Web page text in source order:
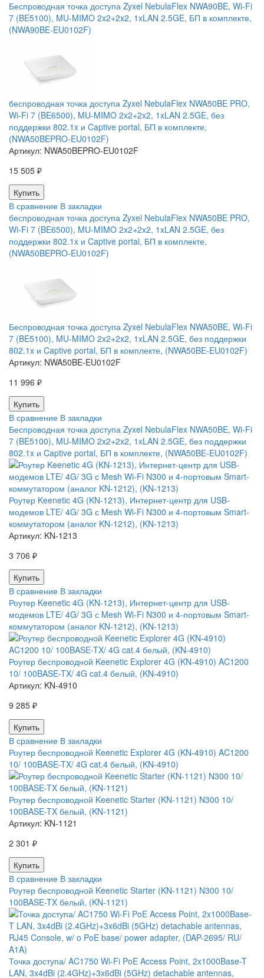
Беспроводная точка доступа Zyxel NebulaFlex NWA90BE, Wi-Fi
7 (BE5100), MU-MIMO 2x2+2x2, 1xLAN 2.5GE, БП в комплекте,
(NWA90BE-EU0102F)
беспроводная точка доступа Zyxel NebulaFlex NWA50BE PRO,
Wi-Fi 7 (BE6500), MU-MIMO 2x2+2x2, 1xLAN 2.5GE, без
поддержки 802.1x и Captive portal, БП в комплекте,
(NWA50BEPRO-EU0102F)
Артикул: NWA50BEPRO-EU0102F
15 505 ₽
В сравнение В закладки
беспроводная точка доступа Zyxel NebulaFlex NWA50BE PRO,
Wi-Fi 7 (BE6500), MU-MIMO 2x2+2x2, 1xLAN 2.5GE, без
поддержки 802.1x и Captive portal, БП в комплекте,
(NWA50BEPRO-EU0102F)
Беспроводная точка доступа Zyxel NebulaFlex NWA50BE, Wi-Fi
7 (BE5100), MU-MIMO 2x2+2x2, 1xLAN 2.5GE, без поддержки
802.1x и Captive portal, БП в комплекте, (NWA50BE-EU0102F)
Артикул: NWA50BE-EU0102F
11 996 ₽
В сравнение В закладки
Беспроводная точка доступа Zyxel NebulaFlex NWA50BE, Wi-Fi
7 (BE5100), MU-MIMO 2x2+2x2, 1xLAN 2.5GE, без поддержки
802.1x и Captive portal, БП в комплекте, (NWA50BE-EU0102F)
Роутер Keenetic 4G (KN-1213), Интернет-центр для USB-
модемов LTE/ 4G/ 3G с Mesh Wi-Fi N300 и 4-портовым Smart-
коммутатором (аналог KN-1212), (KN-1213)
Артикул: KN-1213
3 706 ₽
В сравнение В закладки
Роутер Keenetic 4G (KN-1213), Интернет-центр для USB-
модемов LTE/ 4G/ 3G с Mesh Wi-Fi N300 и 4-портовым Smart-
коммутатором (аналог KN-1212), (KN-1213)
Роутер беспроводной Keenetic Explorer 4G (KN-4910) AC1200
10/ 100BASE-TX/ 4G cat.4 белый, (KN-4910)
Артикул: KN-4910
9 285 ₽
В сравнение В закладки
Роутер беспроводной Keenetic Explorer 4G (KN-4910) AC1200
10/ 100BASE-TX/ 4G cat.4 белый, (KN-4910)
Роутер беспроводной Keenetic Starter (KN-1121) N300 10/
100BASE-TX белый, (KN-1121)
Артикул: KN-1121
2 301 ₽
В сравнение В закладки
Роутер беспроводной Keenetic Starter (KN-1121) N300 10/
100BASE-TX белый, (KN-1121)
Точка доступа/ AC1750 Wi-Fi PoE Access Point, 2x1000Base-T
LAN, 3x4dBi (2.4GHz)+3x6dBi (5GHz) detachable antennas,